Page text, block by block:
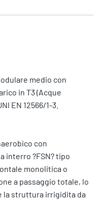
medio con
in T3 (Acque
EN 12566/1-3.
con
interro ?FSN? tipo
monolitica o
a passaggio totale, lo
la struttura irrigidita da